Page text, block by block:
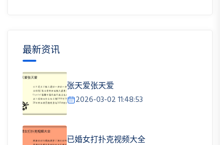
最新资讯
张天爱张天爱
2026-03-02 11:48:53
已婚女打扑克视频大全